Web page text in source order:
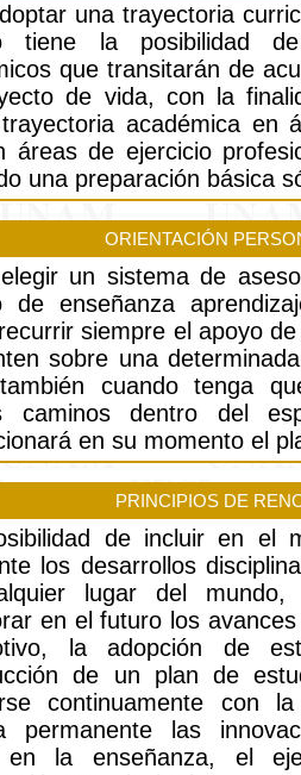
una trayectoria
tiene la posibilidad
que transitarán de
de vida, con la
académica en
áreas de ejercicio
una preparación básica
ORIENTACIÓN
un sistema de
de enseñanza
siempre el apoyo
sobre una
cuando tenga
caminos dentro del
en su momento el
PRINCIPIOS DE
de incluir en el
los desarrollos
lugar del
en el futuro los
la adopción de
de un plan de
continuamente con
permanente las
en la enseñanza, el